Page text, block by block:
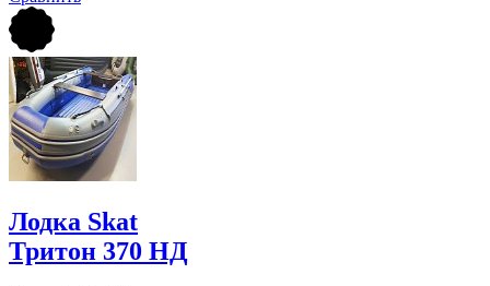
Лодка Skat
Тритон 370 НД